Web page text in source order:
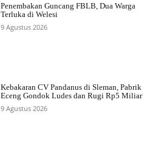
Penembakan Guncang FBLB, Dua Warga
Terluka di Welesi
9 Agustus 2026
Kebakaran CV Pandanus di Sleman, Pabrik
Eceng Gondok Ludes dan Rugi Rp5 Miliar
9 Agustus 2026